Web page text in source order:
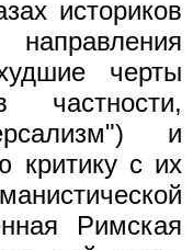
историков
черты
и
критику с их
Римская